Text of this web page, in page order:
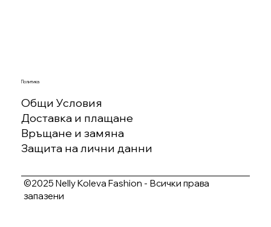
Политика
Общи Условия
Доставка и плащане
Връщане и замяна
Защита на лични данни
©2025 Nelly Koleva Fashion - Всички права
запазени